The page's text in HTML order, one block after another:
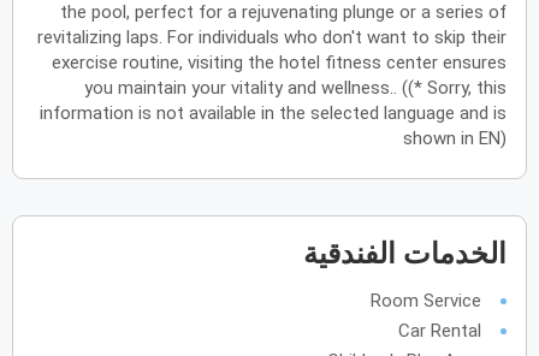
فبراير 2028
ح الأحد ن الاثنينث الثلاثاء ر الأربعاء خالخميس
ج الجمعةس السبت
حالأحد ن الاثنين ثالثلاثاءرالأربعاء
the pool, perfect for a rejuvenating plunge or a series of
revitalizing laps. For individuals who don't want to skip their
exercise routine, visiting the hotel fitness center ensures
you maintain your vitality and wellness.. ((* Sorry, this
information is not available in the selected language and is
shown in EN)
الخدمات الفندقية
Room Service
Car Rental